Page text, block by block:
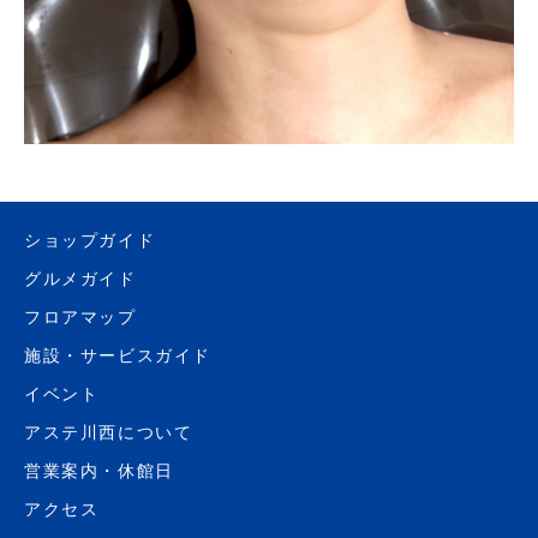
ショップガイド
グルメガイド
フロアマップ
施設・サービスガイド
イベント
アステ川西について
営業案内・休館日
アクセス